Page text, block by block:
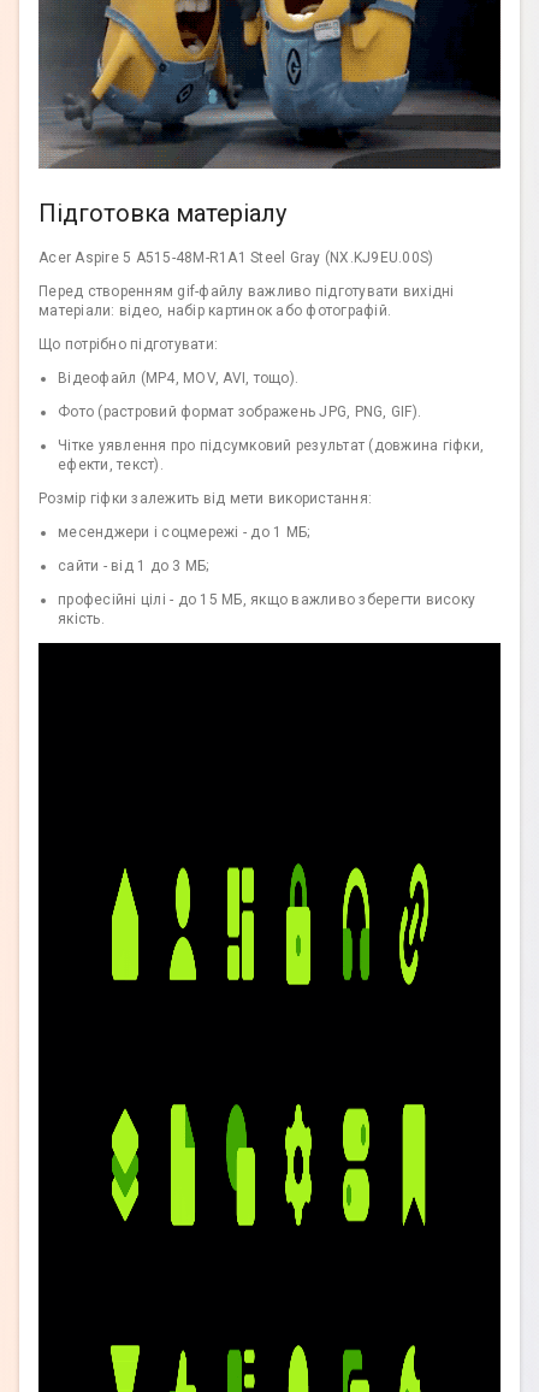
Підготовка матеріалу
Acer Aspire 5 A515-48M-R1A1 Steel Gray (NX.KJ9EU.00S)
Перед створенням gif-файлу важливо підготувати вихідні
матеріали: відео, набір картинок або фотографій.
Що потрібно підготувати:
Відеофайл (MP4, MOV, AVI, тощо).
Фото (растровий формат зображень JPG, PNG, GIF).
Чітке уявлення про підсумковий результат (довжина гіфки,
ефекти, текст).
Розмір гіфки залежить від мети використання:
месенджери і соцмережі - до 1 МБ;
сайти - від 1 до 3 МБ;
професійні цілі - до 15 МБ, якщо важливо зберегти високу
якість.